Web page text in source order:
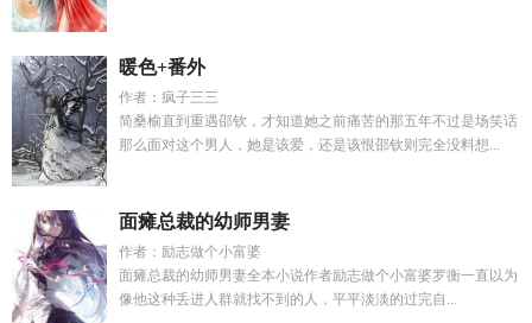
暖色+番外
作者：疯子三三
简桑榆直到重遇邵钦，才知道她之前痛苦的那五年不过是场笑话
那么面对这个男人，她是该爱，还是该恨邵钦则完全没料想...
面瘫总裁的幼师男妻
作者：励志做个小富婆
面瘫总裁的幼师男妻全本小说作者励志做个小富婆罗衡一直以为
像他这种丢进人群就找不到的人，平平淡淡的过完自...